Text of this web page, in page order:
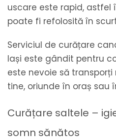
uscare este rapid,
poate fi refolosită în
Serviciul de curățare
Iași este gândit pentru
este nevoie să
tine, oriunde în oraș sau
Curățare saltele –
somn sănătos